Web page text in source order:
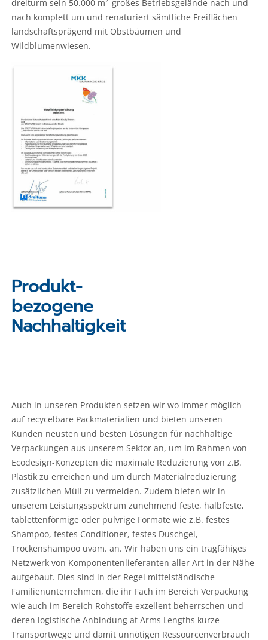
dreiturm sein 50.000 m großes Betriebsgelände nach und
nach komplett um und renaturiert sämtliche Freiflächen
landschaftsprägend mit Obstbäumen und
Wildblumenwiesen.
Produkt-
bezogene
Nachhaltigkeit
Auch in unseren Produkten setzen wir wo immer möglich
auf recycelbare Packmaterialien und bieten unseren
Kunden neusten und besten Lösungen für nachhaltige
Verpackungen aus unserem Sektor an, um im Rahmen von
Ecodesign-Konzepten die maximale Reduzierung von z.B.
Plastik zu erreichen und um durch Materialreduzierung
zusätzlichen Müll zu vermeiden. Zudem bieten wir in
unserem Leistungsspektrum zunehmend feste, halbfeste,
tablettenförmige oder pulvrige Formate wie z.B. festes
Shampoo, festes Conditioner, festes Duschgel,
Trockenshampoo uvam. an. Wir haben uns ein tragfähiges
Netzwerk von Komponentenlieferanten aller Art in der Nähe
aufgebaut. Dies sind in der Regel mittelständische
Familienunternehmen, die ihr Fach im Bereich Verpackung
wie auch im Bereich Rohstoffe exzellent beherrschen und
deren logistische Anbindung at Arms Lengths kurze
Transportwege und damit unnötigen Ressourcenverbrauch